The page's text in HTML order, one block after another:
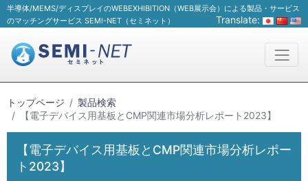
半導体/MEMS/ディスプレイのWEBEXHIBITION（WEB展示会）による製品・サービス
のマッチングサービス SEMI-NET（セミネット）
Translate:
トップページ
製品検索
【電子デバイス用基板とCMP関連市場分析レポート2023】
【電子デバイス用基板とCMP関連市場分析レポー
ト2023】